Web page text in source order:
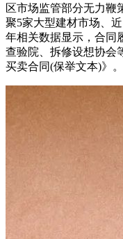
区市场监管部分无力鞭
聚5家大型建材市场、
年相关数据显示，合同
查验院、拆修设想协会
买卖合同(保举文本)》。